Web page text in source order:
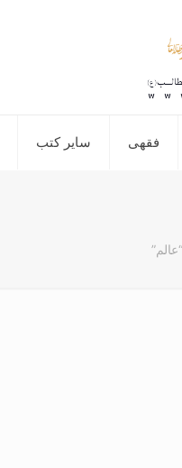
فقهی سایر کتب